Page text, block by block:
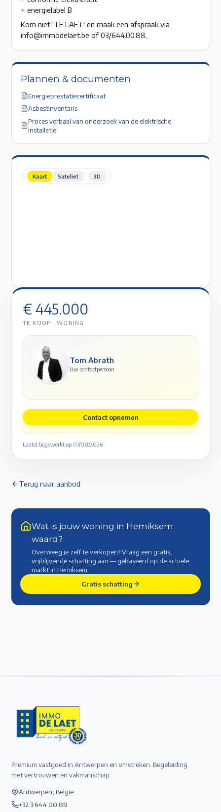
+ energielabel B
Kom niet 'TE LAET' en maak een afspraak via
info@immodelaet.be of 03/644.00.88.
Plannen & documenten
Energieprestatiecertificaat
Asbestinventaris
Proces verbaal van onderzoek van de elektrische
installatie
Kaart Sateliet 3D
€ 445.000
TE KOOP · WONING
Tom Abrath
Uw contactpersoon
Contact opnemen
Laatst bijgewerkt op 07/08/2026
Terug naar aanbod
Wat is jouw woning in Hemiksem
waard?
Overweeg je zelf te verkopen? Vraag een gratis,
vrijblijvende schatting aan — gebaseerd op de actuele
marktin Hemiksem
Gratis schatting
Premium vastgoed in Antwerpen en omstreken. Begeleiding
met vertrouwen en vakmanschap.
Antwerpen, België
+32 3 644 00 88